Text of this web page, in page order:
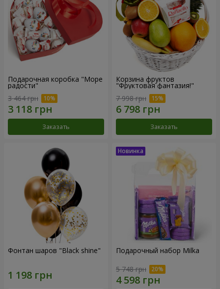
Подарочная коробка "Море
радости"
3 464 грн
Заказать
Корзина фруктов
"Фруктовая фантазия!"
7 998 грн
Заказать
Фонтан шаров "Black shine" Подарочный набор Milka
5 748 грн